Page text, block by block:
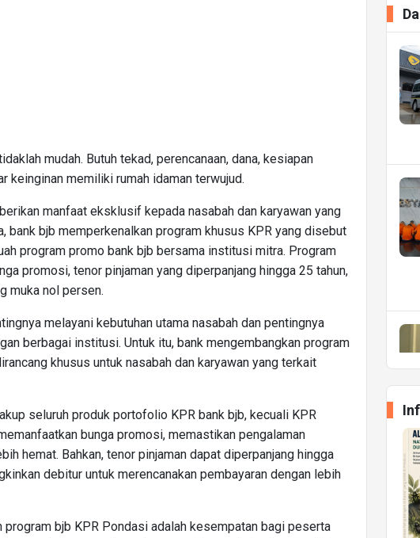
mudah. Butuh tekad, perencanaan, dana, kesiapan
keinginan memiliki rumah idaman terwujud.
manfaat eksklusif kepada nasabah dan karyawan yang
bank bjb memperkenalkan program khusus KPR yang disebut
program promo bank bjb bersama institusi mitra. Program
promosi, tenor pinjaman yang diperpanjang hingga 25 tahun,
muka nol persen.
melayani kebutuhan utama nasabah dan pentingnya
berbagai institusi. Untuk itu, bank mengembangkan program
khusus untuk nasabah dan karyawan yang terkait
seluruh produk portofolio KPR bank bjb, kecuali KPR
bunga promosi, memastikan pengalaman
hemat. Bahkan, tenor pinjaman dapat diperpanjang hingga
debitur untuk merencanakan pembayaran dengan lebih
program bjb KPR Pondasi adalah kesempatan bagi peserta